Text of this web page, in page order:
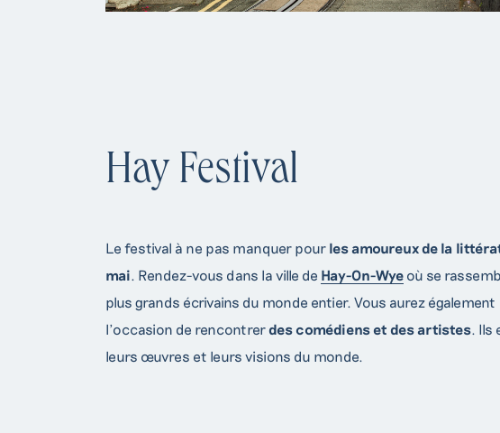
Hay Festival
Le festival à ne pas manquer pour les amoureux de la
mai. Rendez-vous dans la ville de Hay-On-Wye où se
plus grands écrivains du monde entier. Vous aurez également
l’occasion de rencontrerdes comédiens et des artistes. Ils
leurs œuvres et leurs visions du monde.